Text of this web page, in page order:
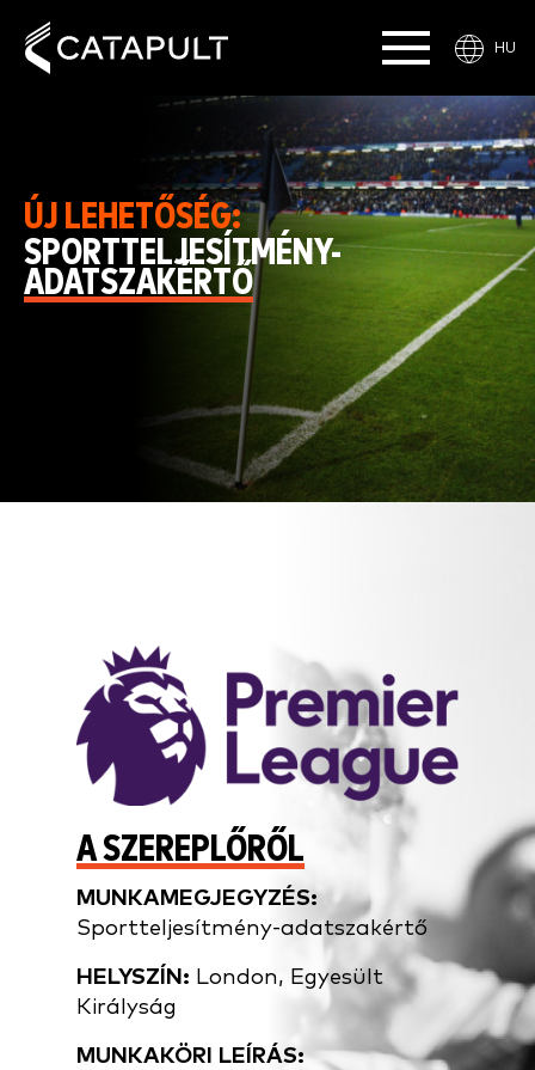
HU
ÚJ LEHETŐSÉG:
SPORTTELJESÍTMÉNY-
ADATSZAKÉRTŐ
A SZEREPLŐRŐL
MUNKAMEGJEGYZÉS:
Sportteljesítmény-adatszakértő
HELYSZÍN: London, Egyesült
Királyság
MUNKAKÖRI LEÍRÁS: